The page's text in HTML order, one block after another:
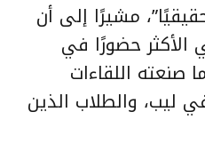
مشيرًا إلى أن
الأكثر حضورًا في
صنعته اللقاءات
ليب، والطلاب الذين